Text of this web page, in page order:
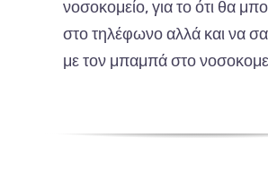
νοσοκομείο, για το ότι θα
στο τηλέφωνο αλλά και να
με τον μπαμπά στο